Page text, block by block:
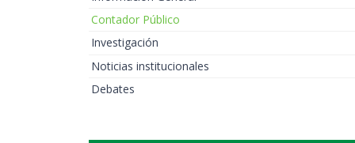
Contador Público
Investigación
Noticias institucionales
Debates